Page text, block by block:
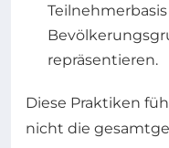
repräsentieren.
Diese Praktiken
nicht die